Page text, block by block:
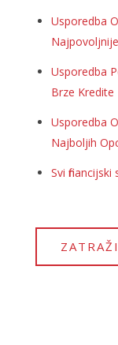
Usporedba
Usporedba
Brze Kredite
Usporedba
Najboljih
Svi financijski